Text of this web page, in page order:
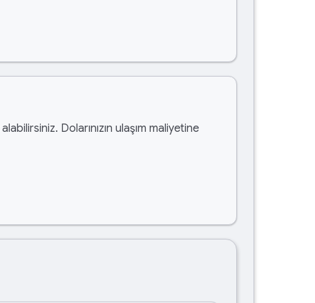
alabilirsiniz. Dolarınızın ulaşım maliyetine